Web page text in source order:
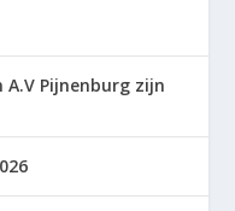
A.V Pijnenburg zijn